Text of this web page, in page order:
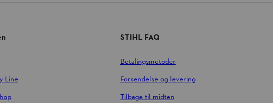
Line
STIHL FAQ
Betalingsmetoder
Forsendelse og levering
Tilbage til midten